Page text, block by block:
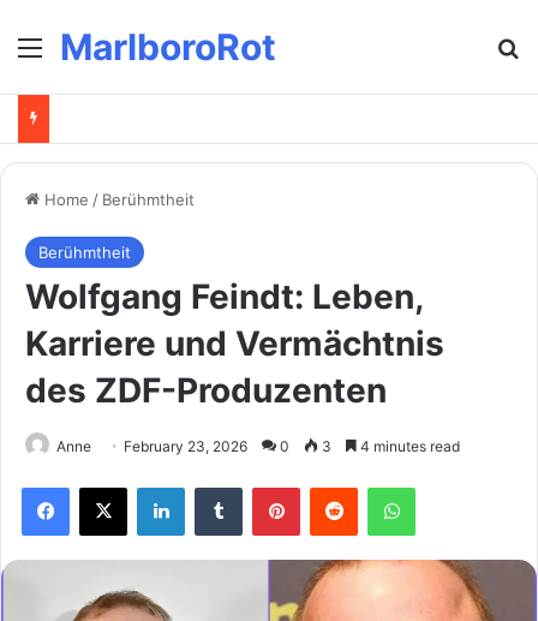
MenuMarlboroRot
Home / Berühmtheit
Berühmtheit
Wolfgang Feindt: Leben,
Karriere und Vermächtnis
des ZDF-Produzenten
Anne February 23, 2026 0 3 4 minutes read
Facebook
X LinkedInTumblr PinterestReddit WhatsApp